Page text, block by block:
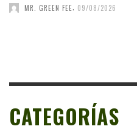
MR. GREEN FEE 09/08/2026
CATEGORÍAS